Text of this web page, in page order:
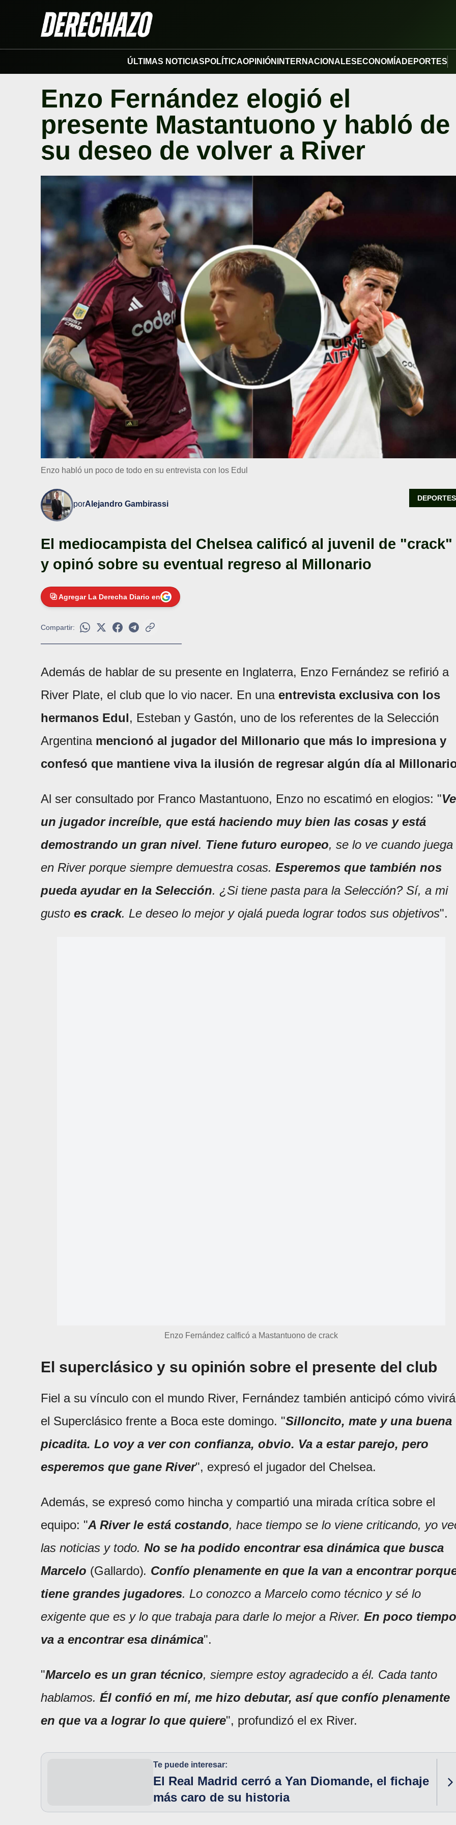
ÚLTIMAS NOTICIAS POLÍTICAOPINIÓN INTERNACIONALES ECONOMÍA DEPORTES
Enzo Fernández elogió el
presente Mastantuono y habló de
su deseo de volver a River
Enzo habló un poco de todo en su entrevista con los Edul
porAlejandro Gambirassi
DEPORTES
El mediocampista del Chelsea calificó al juvenil de "crack"
y opinó sobre su eventual regreso al Millonario
Agregar La Derecha Diario en
Compartir:
Además de hablar de su presente en Inglaterra, Enzo Fernández se refirió a
River Plate, el club que lo vio nacer. En una entrevista exclusiva con los
hermanos Edul, Esteban y Gastón, uno de los referentes de la Selección
Argentina mencionó al jugador del Millonario que más lo impresiona y
confesó que mantiene viva la ilusión de regresar algún día al
Al ser consultado por Franco Mastantuono, Enzo no escatimó en elogios: "
un jugador increíble, que está haciendo muy bien las cosas y está
demostrando un gran nivel. Tiene futuro europeo, se lo ve cuando juega
en River porque siempre demuestra cosas. Esperemos que también nos
pueda ayudar en la Selección. ¿Si tiene pasta para la Selección? Sí, a mi
gusto es crack. Le deseo lo mejor y ojalá pueda lograr todos sus objetivos".
Enzo Fernández calficó a Mastantuono de crack
El superclásico y su opinión sobre el presente del club
Fiel a su vínculo con el mundo River, Fernández también anticipó cómo vivirá
el Superclásico frente a Boca este domingo. "Silloncito, mate y una buena
picadita. Lo voy a ver con confianza, obvio. Va a estar parejo, pero
esperemos que gane River", expresó el jugador del Chelsea.
Además, se expresó como hincha y compartió una mirada crítica sobre el
equipo: "A River le está costando, hace tiempo se lo viene criticando, yo
las noticias y todo. No se ha podido encontrar esa dinámica que busca
Marcelo (Gallardo). Confío plenamente en que la van a encontrar
tiene grandes jugadores. Lo conozco a Marcelo como técnico y sé lo
exigente que es y lo que trabaja para darle lo mejor a River. En poco tiempo
va a encontrar esa dinámica".
"Marcelo es un gran técnico, siempre estoy agradecido a él. Cada tanto
hablamos. Él confió en mí, me hizo debutar, así que confío plenamente
en que va a lograr lo que quiere", profundizó el ex River.
Te puede interesar:
El Real Madrid cerró a Yan Diomande, el fichaje
más caro de su historia